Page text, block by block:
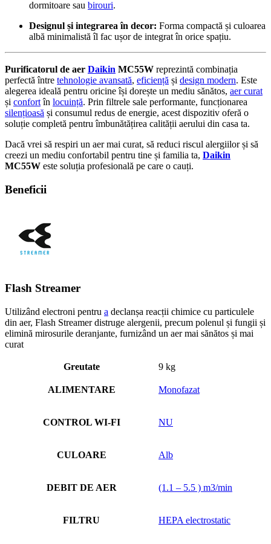
dormitoare sau birouri.
Designul și integrarea în decor: Forma compactă și culoarea
albă minimalistă îl fac ușor de integrat în orice spațiu.
Purificatorul de aer Daikin MC55W reprezintă combinația
perfectă între tehnologie avansată, eficiență și design modern. Este
alegerea ideală pentru oricine își dorește un mediu sănătos, aer curat
și confortîn locuință. Prin filtrele sale performante, funcționarea
silențioasă și consumul redus de energie, acest dispozitiv oferă o
soluție completă pentru îmbunătățirea calității aerului din casa ta.
Dacă vrei să respiri un aer mai curat, să reduci riscul alergiilor și să
creezi un mediu confortabil pentru tine și familia ta, Daikin
MC55W este soluția profesională pe care o cauți.
Beneficii
Flash Streamer
Utilizând electroni pentru a declanșa reacții chimice cu particulele
din aer, Flash Streamer distruge alergenii, precum polenul și fungii și
elimină mirosurile deranjante, furnizând un aer mai sănătos și mai
curat
Greutate 9 kg
ALIMENTARE Monofazat
CONTROL WI-FI NU
CULOARE Alb
DEBIT DE AER (1.1 – 5.5 ) m3/min
FILTRU HEPA electrostatic